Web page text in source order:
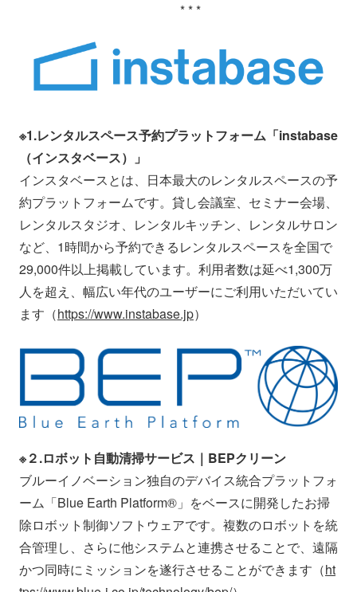
* * *
※1.レンタルスペース予約プラットフォーム「instabase
（インスタベース）」
インスタベースとは、日本最大のレンタルスペースの予
約プラットフォームです。貸し会議室、セミナー会場、
レンタルスタジオ、レンタルキッチン、レンタルサロン
など、1時間から予約できるレンタルスペースを全国で
29,000件以上掲載しています。利用者数は延べ1,300万
人を超え、幅広い年代のユーザーにご利用いただいてい
ます（https://www.instabase.jp）
※２.ロボット自動清掃サービス｜BEPクリーン
ブルーイノベーション独自のデバイス統合プラットフォ
ーム「Blue Earth Platform®︎」をベースに開発したお掃
除ロボット制御ソフトウェアです。複数のロボットを統
合管理し、さらに他システムと連携させることで、遠隔
かつ同時にミッションを遂行させることができます（ht